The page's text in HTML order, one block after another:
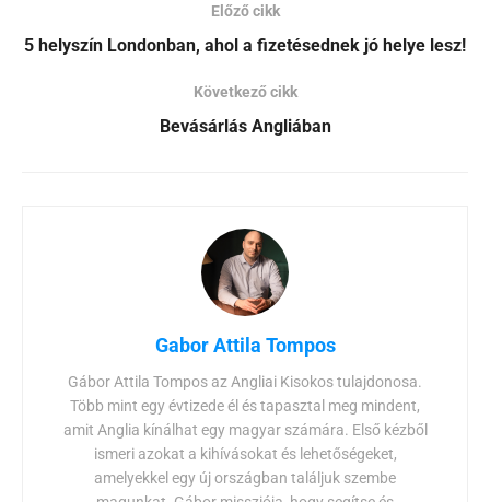
Előző cikk
5 helyszín Londonban, ahol a fizetésednek jó helye lesz!
Következő cikk
Bevásárlás Angliában
Gabor Attila Tompos
Gábor Attila Tompos az Angliai Kisokos tulajdonosa.
Több mint egy évtizede él és tapasztal meg mindent,
amit Anglia kínálhat egy magyar számára. Első kézből
ismeri azokat a kihívásokat és lehetőségeket,
amelyekkel egy új országban találjuk szembe